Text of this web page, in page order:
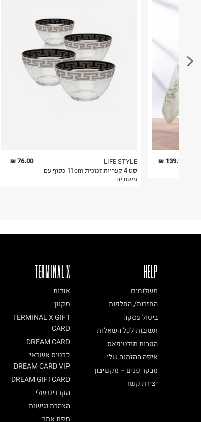
פריטים שבירים יש להחזיר עם שליח דרך
בהתאם לתנאי השימוש.
חשוב לשים לב:
3. מוצרי טיפוח ניתן להחזיר סגורים
76.00 ₪
LIFE STYLE
סט 4 קעריות זכוכית 11cm כסוף עם
עיטורים
139.90 ₪
TERMINAL X
אודות
תקנון
TERMINAL X GIFT
CARD
DREAM CARD
כרטיס אשראי
DREAM CARD VIP
DREAM GIFTCARD
הקרדיט שלי
הצהרת נגישות
מפת אתר
HELP
משלוחים
החזרות/ החלפות
ביטול עסקה
תשובות לכל השאלות
הטבות מולטיפאס
איפה ההזמנה שלי
מבקר פנים – מקשיבון
יצירת קשר